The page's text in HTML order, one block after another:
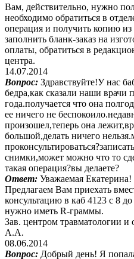
Вам, действительно, нужно
необходимо обратиться в
операция и получить копию из
заполнить бланк-заказ на
оплаты, обратиться в
центра.
14.07.2014
Вопрос: Здравствуйте!У нас
бедра,как сказали наши врачи
года.получается что она
ее ничего не
произошел,теперь она
большой,делать ничего
снимки,может можно что то
такая операция?вы делаете?
Ответ: Уважаемая Екатерина!
Предлагаем Вам приехать
консультацию в каб 4123 с 8
нужно иметь R-граммы.
Зав. центром травматологии
А.А.
08.06.2014
Вопрос: Добрый день! Я